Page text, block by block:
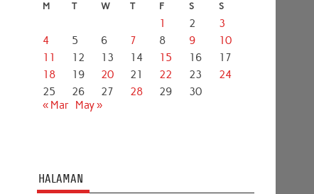
M T W T F S S
1 2
3
4
5 6 7 8 9
10
11
12 13 14 15 16
17
18
19 20 21 22 23
24
25
26 27 28 29
30
« Mar May »
HALAMAN